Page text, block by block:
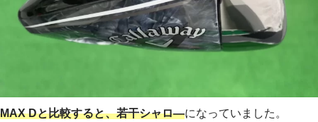
MAX Dと比較すると、若干シャロ―になっていました。